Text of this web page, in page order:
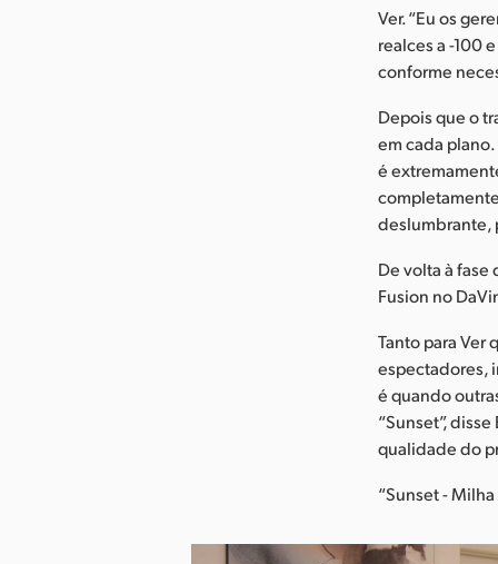
Ver. “Eu os
realces a -100
conforme
Depois que o
em cada
é
deslumbrante,
De volta à fase
Fusion no
Tanto para Ver
espectadores,
é quando
“Sunset”,
qualidade do
“Sunset -